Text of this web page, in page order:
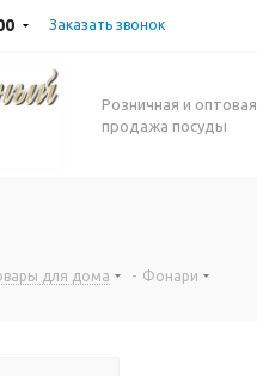
Заказать звонок
Розничная и оптовая
продажа посуды
для дома - Фонари